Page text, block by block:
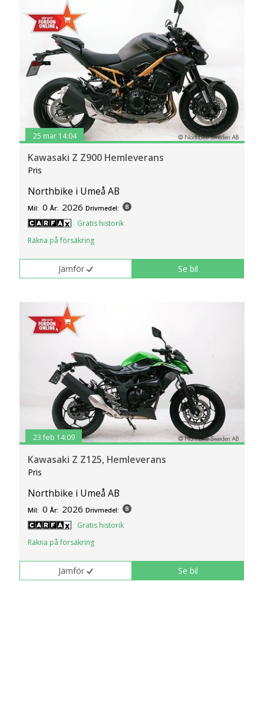
25 mar 14:04
Kawasaki Z Z900 Hemleverans
Pris
Northbike i Umeå AB
Mil: 0 År: 2026 Drivmedel:
Gratis historik
Räkna på försäkring
Jämför Se bil
23 feb 14:09
Kawasaki Z Z125, Hemleverans
Pris
Northbike i Umeå AB
Mil: 0 År: 2026 Drivmedel:
Gratis historik
Räkna på försäkring
Jämför Se bil